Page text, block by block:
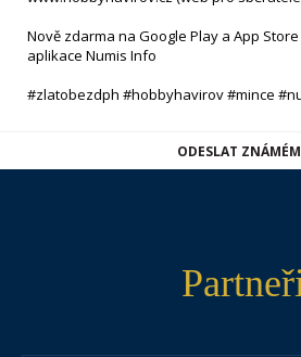
Nově zdarma na Google Play a App
aplikace Numis Info
#zlatobezdph #hobbyhavirov #mince
ODESLAT